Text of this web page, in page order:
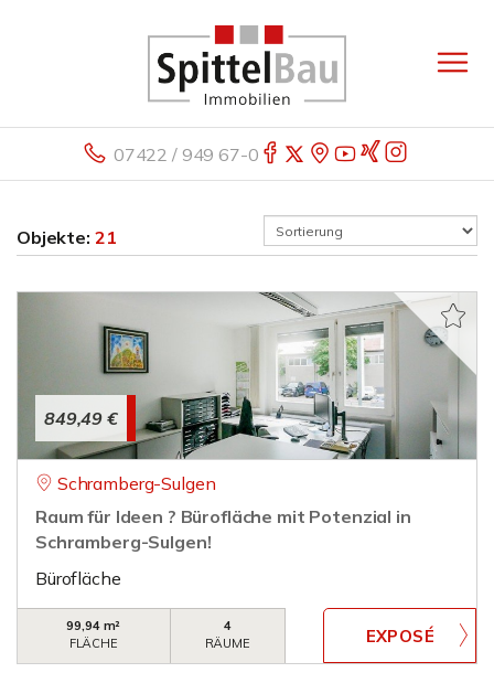
07422 / 949 67-0
Objekte: 21
849,49 €
Schramberg-Sulgen
Raum für Ideen ? Bürofläche mit Potenzial in
Schramberg-Sulgen!
Bürofläche
99,94 m²
FLÄCHE
4
RÄUME